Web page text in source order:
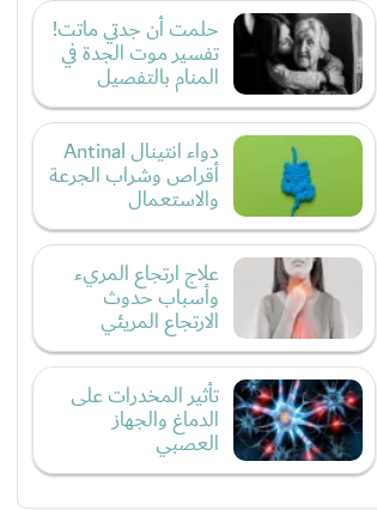
حلمت أن جدتي ماتت!
تفسير موت الجدة في
المنام بالتفصيل
دواء انتينال Antinal
أقراص وشراب الجرعة
والاستعمال
علاج ارتجاع المريء
وأسباب حدوث
الارتجاع المريئي
تأثير المخدرات على
الدماغ والجهاز
العصبي